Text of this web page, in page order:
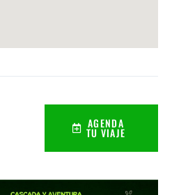
AGENDA
TU VIAJE